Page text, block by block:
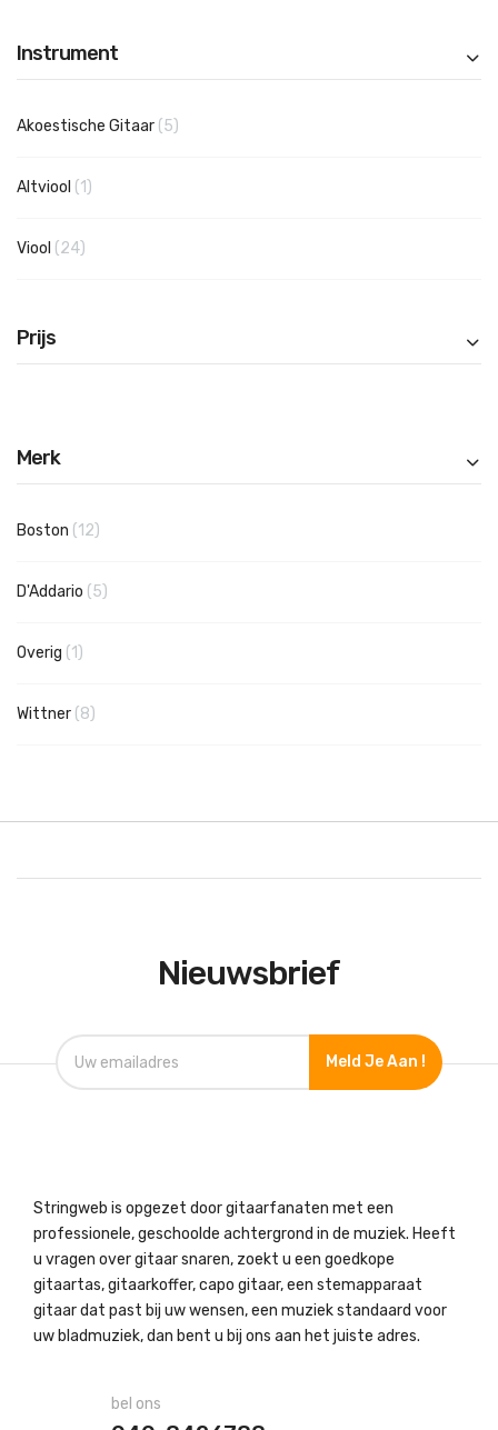
Instrument
Akoestische Gitaar 5producten
Altviool 1product
Viool 24producten
Prijs
Merk
Boston 12producten
D'Addario 5producten
Overig 1product
Wittner 8producten
Nieuwsbrief
Meld Je Aan !
Stringweb is opgezet door gitaarfanaten met een
professionele, geschoolde achtergrond in de muziek. Heeft
u vragen over gitaar snaren, zoekt u een goedkope
gitaartas, gitaarkoffer, capo gitaar, een stemapparaat
gitaar dat past bij uw wensen, een muziek standaard voor
uw bladmuziek, dan bent u bij ons aan het juiste adres.
bel ons